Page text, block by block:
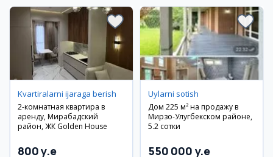
Kvartiralarni ijaraga berish
2-комнатная квартира в
аренду, Мирабадский
район, ЖК Golden House
800 y.e
Uylarni sotish
Дом 225 м² на продажу в
Мирзо-Улугбекском районе,
5.2 сотки
550 000 y.e